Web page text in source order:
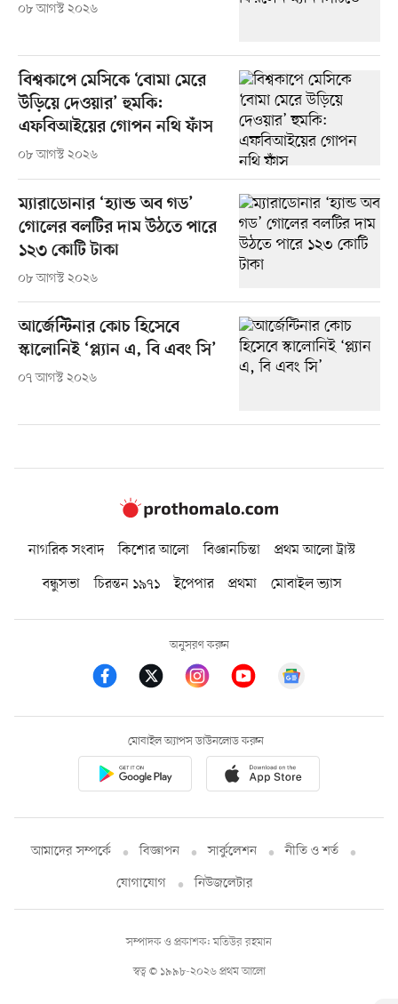
০৮ আগস্ট ২০২৬
বিশ্বকাপে মেসিকে ‘বোমা মেরে
উড়িয়ে দেওয়ার’ হুমকি:
এফবিআইয়ের গোপন নথি ফাঁস
০৮ আগস্ট ২০২৬
ম্যারাডোনার ‘হ্যান্ড অব গড’
গোলের বলটির দাম উঠতে পারে
১২৩ কোটি টাকা
০৮ আগস্ট ২০২৬
আর্জেন্টিনার কোচ হিসেবে
স্কালোনিই ‘প্ল্যান এ, বি এবং সি’
০৭ আগস্ট ২০২৬
নাগরিক সংবাদ কিশোর আলো বিজ্ঞানচিন্তা
প্রথম আলো ট্রাস্ট
বন্ধুসভা
চিরন্তন ১৯৭১ ইপেপার প্রথমা মোবাইল ভ্যাস
অনুসরণ করুন
মোবাইল অ্যাপস ডাউনলোড করুন
আমাদের সম্পর্কে বিজ্ঞাপন সার্কুলেশন
নীতি ও শর্ত
যোগাযোগ
নিউজলেটার
স্বত্ব © ১৯৯৮-২০২৬ প্রথম আলো
সম্পাদক ও প্রকাশক: মতিউর রহমান